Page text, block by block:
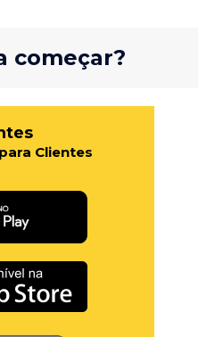
começar?
Clientes